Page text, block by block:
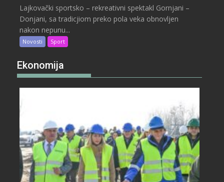
Lajkovački sportsko – rekreativni spektakl Gornjani –
Donjani, sa tradicjiom preko pola veka obnovljen
nakon nepunu...
Novosti Sport
Ekonomija